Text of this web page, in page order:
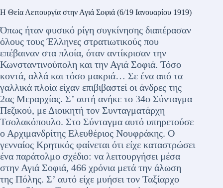
Η Θεία Λειτουργία στην Αγιά Σοφιά (6/19 Ιανουαρίου 1919)
Όπως ήταν φυσικό ρίγη συγκίνησης διαπέρασαν
όλους τους Έλληνες στρατιωτικούς που
επέβαιναν στα πλοία, όταν αντίκρισαν την
Κωνσταντινούπολη και την Αγιά Σοφιά. Τόσο
κοντά, αλλά και τόσο μακριά… Σε ένα από τα
γαλλικά πλοία είχαν επιβιβαστεί οι άνδρες της
2ας Μεραρχίας. Σ’ αυτή ανήκε το 34ο Σύνταγμα
Πεζικού, με Διοικητή τον Συνταγματάρχη
Τσολακόπουλο. Στο Σύνταγμα αυτό υπηρετούσε
ο Αρχιμανδρίτης Ελευθέριος Νουφράκης. Ο
γενναίος Κρητικός φαίνεται ότι είχε καταστρώσει
ένα παράτολμο σχέδιο: να λειτουργήσει μέσα
στην Αγιά Σοφιά, 466 χρόνια μετά την άλωση
της Πόλης. Σ’ αυτό είχε μυήσει τον Ταξίαρχο